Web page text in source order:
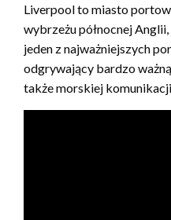
Liverpool to miasto
wybrzeżu północnej
jeden z najważniejszych
odgrywający bardzo
także morskiej